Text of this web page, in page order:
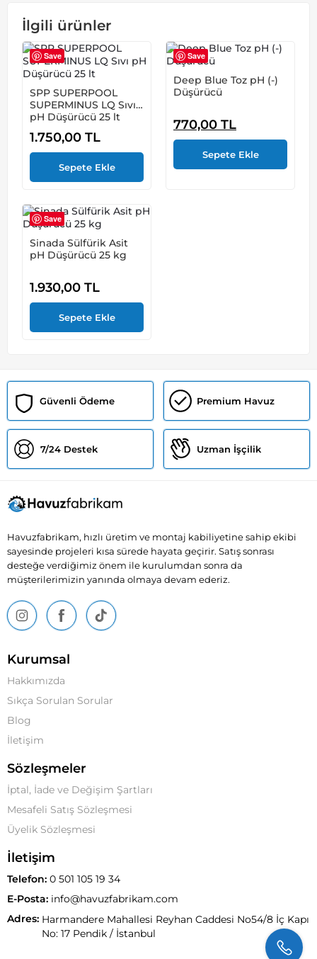
İlgili ürünler
Save
SPP SUPERPOOL
SUPERMINUS LQ Sıvı
pH Düşürücü 25 lt
1.750,00 TL
Save
Deep Blue Toz pH (-)
Düşürücü
770,00 TL
Save
Sinada Sülfürik Asit
pH Düşürücü 25 kg
1.930,00 TL
Güvenli Ödeme Premium Havuz
7/24 Destek Uzman İşçilik
Havuzfabrikam, hızlı üretim ve montaj kabiliyetine sahip ekibi
sayesinde projeleri kısa sürede hayata geçirir. Satış sonrası
desteğe verdiğimiz önem ile kurulumdan sonra da
müşterilerimizin yanında olmaya devam ederiz.
Kurumsal
Hakkımızda
Sıkça Sorulan Sorular
Blog
İletişim
Sözleşmeler
İptal, İade ve Değişim Şartları
Mesafeli Satış Sözleşmesi
Üyelik Sözleşmesi
İletişim
Telefon: 0 501 105 19 34
E-Posta: info@havuzfabrikam.com
Adres: Harmandere Mahallesi Reyhan Caddesi No54/8 İç Kapı
No: 17 Pendik / İstanbul